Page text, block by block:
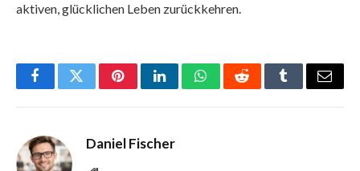
aktiven, glücklichen Leben zurückkehren.
FacebookTwitterPinterestLinkedInWhatsAppRedditTumblrEmail
Daniel Fischer